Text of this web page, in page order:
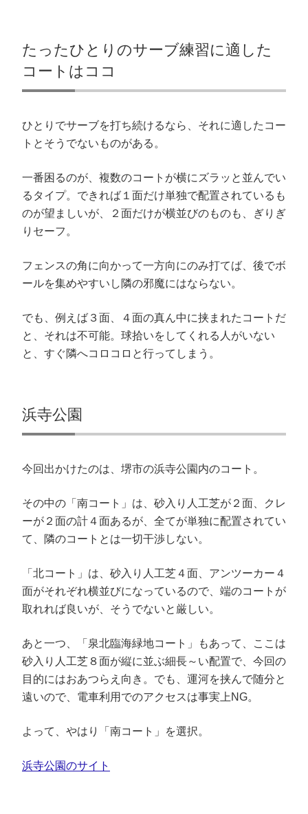
たったひとりのサーブ練習に適した
コートはココ
ひとりでサーブを打ち続けるなら、それに適したコー
トとそうでないものがある。
一番困るのが、複数のコートが横にズラッと並んでい
るタイプ。できれば１面だけ単独で配置されているも
のが望ましいが、２面だけが横並びのものも、ぎりぎ
りセーフ。
フェンスの角に向かって一方向にのみ打てば、後でボ
ールを集めやすいし隣の邪魔にはならない。
でも、例えば３面、４面の真ん中に挟まれたコートだ
と、それは不可能。球拾いをしてくれる人がいない
と、すぐ隣へコロコロと行ってしまう。
浜寺公園
今回出かけたのは、堺市の浜寺公園内のコート。
その中の「南コート」は、砂入り人工芝が２面、クレ
ーが２面の計４面あるが、全てが単独に配置されてい
て、隣のコートとは一切干渉しない。
「北コート」は、砂入り人工芝４面、アンツーカー４
面がそれぞれ横並びになっているので、端のコートが
取れれば良いが、そうでないと厳しい。
あと一つ、「泉北臨海緑地コート」もあって、ここは
砂入り人工芝８面が縦に並ぶ細長～い配置で、今回の
目的にはおあつらえ向き。でも、運河を挟んで随分と
遠いので、電車利用でのアクセスは事実上NG。
よって、やはり「南コート」を選択。
浜寺公園のサイト